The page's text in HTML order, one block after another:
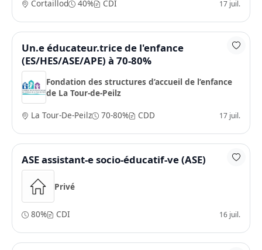
Cortaillod 40% CDI 17 juil.
Un.e éducateur.trice de l'enfance
(ES/HES/ASE/APE) à 70-80%
Fondation des structures d’accueil de l’enfance
de La Tour-de-Peilz
La Tour-De-Peilz
70-80% CDD 17 juil.
ASE assistant-e socio-éducatif-ve (ASE)
Privé
80% CDI 16 juil.